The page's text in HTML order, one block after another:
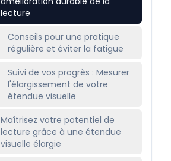
lecture
Conseils pour une pratique
régulière et éviter la fatigue
Suivi de vos progrès : Mesurer
l'élargissement de votre
étendue visuelle
Maîtrisez votre potentiel de
lecture grâce à une étendue
visuelle élargie